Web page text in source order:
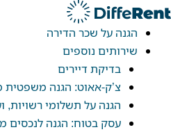
דילוג
הגנה על שכר הדירה
שירותים נוספים
בדיקת דיירים
צ’ק-אאוט: הגנה משפטית
הגנה על תשלומי רשויות,
עסק בטוח: הגנה לנכסים